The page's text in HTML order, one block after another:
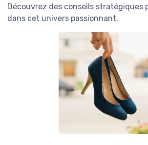
Découvrez des conseils stratégiques
dans cet univers passionnant.